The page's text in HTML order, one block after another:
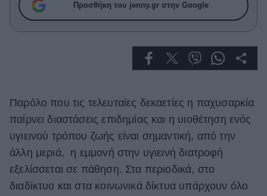
Success Stories
Deco
Cooking
Green
Αφιερώματα
Προσθήκη του jenny.gr στην Google
Παρόλο που τις τελευταίες δεκαετίες η παχυσαρκία
παίρνει διαστάσεις επιδημίας και η υιοθέτηση ενός
υγιεινού τρόπου ζωής είναι σημαντική, από την
άλλη μεριά, η εμμονή στην υγιεινή διατροφή
εξελίσσεται σε πάθηση. Στα περιοδικά, στο
διαδίκτυο και στα κοινωνικά δίκτυα υπάρχουν όλο